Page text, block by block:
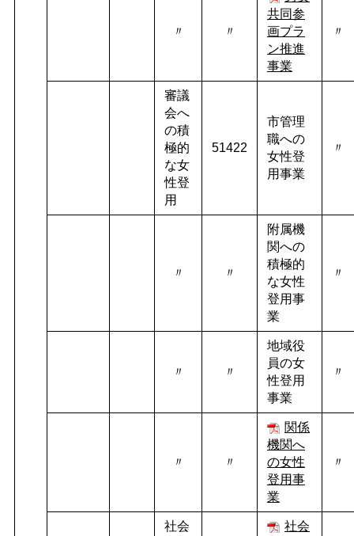
〃 〃
共同参
画プラ
ン推進
事業
〃
審議
会へ
の積
極的
な女
性登
用
51422
市管理
職への
女性登
用事業
〃
〃 〃
附属機
関への
積極的
な女性
登用事
業
〃
〃 〃
地域役
員の女
性登用
事業
〃
〃 〃
関係
機関へ
の女性
登用事
業
〃
社会
社会